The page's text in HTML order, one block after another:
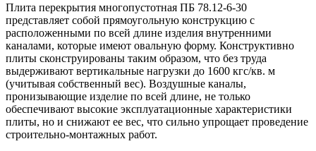
Плита перекрытия многопустотная ПБ 78.12-6-30
представляет собой прямоугольную конструкцию с
расположенными по всей длине изделия внутренними
каналами, которые имеют овальную форму. Конструктивно
плиты сконструированы таким образом, что без труда
выдерживают вертикальные нагрузки до 1600 кгс/кв. м
(учитывая собственный вес). Воздушные каналы,
пронизывающие изделие по всей длине, не только
обеспечивают высокие эксплуатационные характеристики
плиты, но и снижают ее вес, что сильно упрощает проведение
строительно-монтажных работ.